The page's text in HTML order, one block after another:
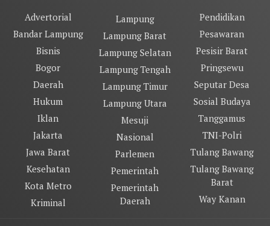
Advertorial
Bandar Lampung
Bisnis
Bogor
Daerah
Hukum
Iklan
Jakarta
Jawa Barat
Kesehatan
Kota Metro
Kriminal
Lampung
Lampung Barat
Lampung Selatan
Lampung Tengah
Lampung Timur
Lampung Utara
Mesuji
Nasional
Parlemen
Pemerintah
Pemerintah
Daerah
Pendidikan
Pesawaran
Pesisir Barat
Pringsewu
Seputar Desa
Sosial Budaya
Tanggamus
TNI-Polri
Tulang Bawang
Tulang Bawang
Barat
Way Kanan